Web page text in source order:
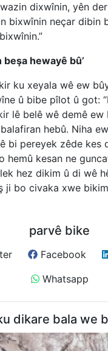
dixwînin, yên
bixwînin neçar dibin
hewayê bû’
ku xeyala wê ew
û bibe pîlot û got:
lê belê wê demê ew
hebû. Niha
bi pereyek zêde kes
hemû kesan ne
hez dikim û di wê
ji bo civaka xwe
parvê bike
Facebook
Whatsapp
dikare bala we